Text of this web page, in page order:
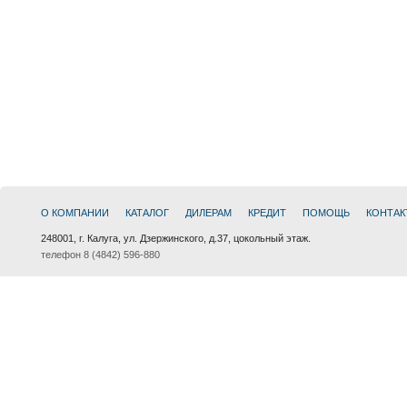
О КОМПАНИИ КАТАЛОГ ДИЛЕРАМ КРЕДИТ ПОМОЩЬ
248001, г. Калуга, ул. Дзержинского, д.37, цокольный этаж.
телефон 8 (4842) 596-880